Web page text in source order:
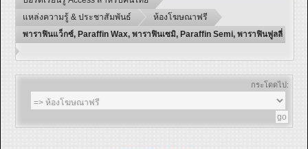
แหล่งความรู้ & ประชาสัมพันธ์
ห้องโฆษณาฟรี
พาราฟินแว็กซ์, Paraffin Wax, พาราฟินเซมิ, Paraffin Semi, พาราฟินฟูลลี่
กระโดดไป: